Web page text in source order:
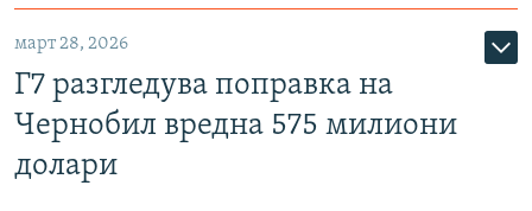
март 28, 2026
Г7 разгледува поправка на
Чернобил вредна 575 милиони
долари